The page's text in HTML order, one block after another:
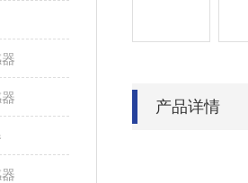
产品详情